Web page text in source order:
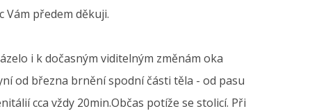
Vám předem děkuji.
i k dočasným viditelným změnám oka
od března brnění spodní části těla - od pasu
cca vždy 20min.Občas potíže se stolicí. Při